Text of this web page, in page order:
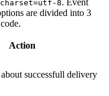
8
are divided into 3
Action
successfull delivery